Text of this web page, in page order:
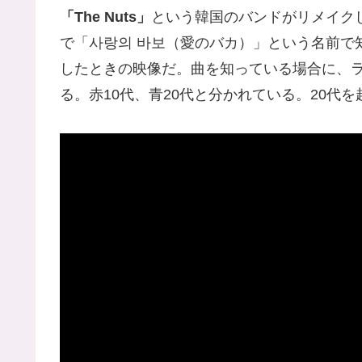
「The Nuts」
という韓国のバンドがリメイク
で「사랑의 바보（愛のバカ）」という名前
したときの映像だ。曲を知っている場合に
る。赤10代、青20代と分かれている。20代